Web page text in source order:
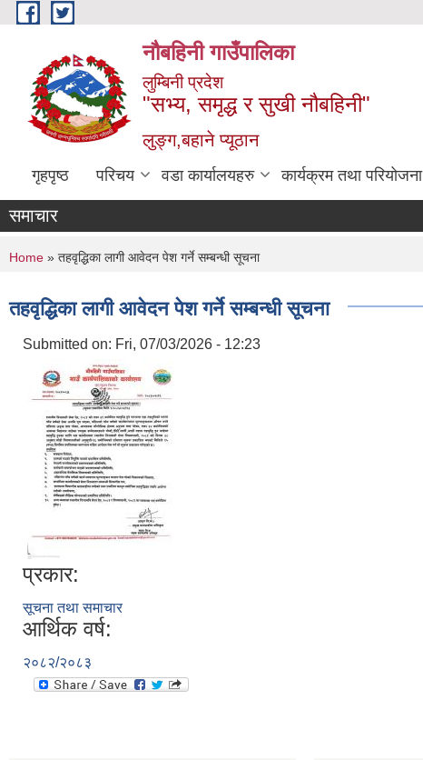
Skip to main content
नौबहिनी गाउँपालिका
लुम्बिनी प्रदेश
"सभ्य, समृद्ध र सुखी नौबहिनी"
लुङ्ग,बहाने प्यूठान
गृहपृष्ठ परिचय वडा कार्यालयहरु कार्यक्रम तथा परियोजना
समाचार
You are here
Home » तहवृद्धिका लागी आवेदन पेश गर्ने सम्बन्धी सूचना
तहवृद्धिका लागी आवेदन पेश गर्ने सम्बन्धी सूचना
Submitted on: Fri, 07/03/2026 - 12:23
प्रकार:
सूचना तथा समाचार
आर्थिक वर्ष:
२०८२/२०८३